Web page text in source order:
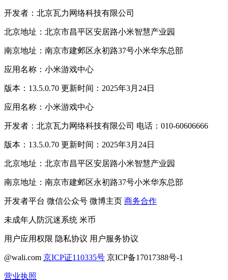
开发者：北京瓦力网络科技有限公司
北京地址：北京市昌平区安居路小米智慧产业园
南京地址：南京市建邺区永初路37号小米华东总部
应用名称：小米游戏中心
版本：13.5.0.70 更新时间：2025年3月24日
应用名称：小米游戏中心
开发者：北京瓦力网络科技有限公司 电话：010-60606666
版本：13.5.0.70 更新时间：2025年3月24日
北京地址：北京市昌平区安居路小米智慧产业园
南京地址：南京市建邺区永初路37号小米华东总部
开发者平台 微信公众号 微博主页 商务合作
未成年人防沉迷系统 米币
用户应用权限 隐私协议 用户服务协议
@wali.com 京ICP证110335号 京ICP备17017388号-1
营业执照